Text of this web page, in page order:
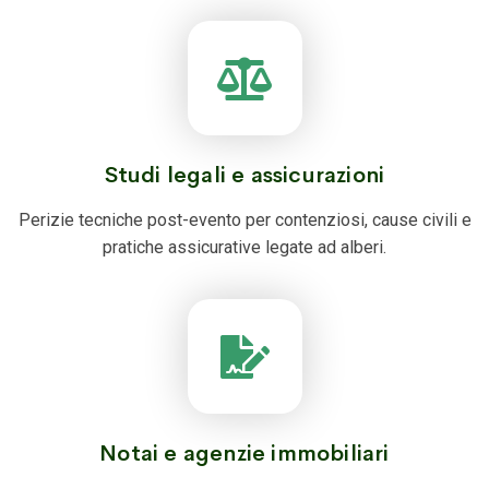
Studi legali e assicurazioni
Perizie tecniche post-evento per contenziosi, cause civili e
pratiche assicurative legate ad alberi.
Notai e agenzie immobiliari